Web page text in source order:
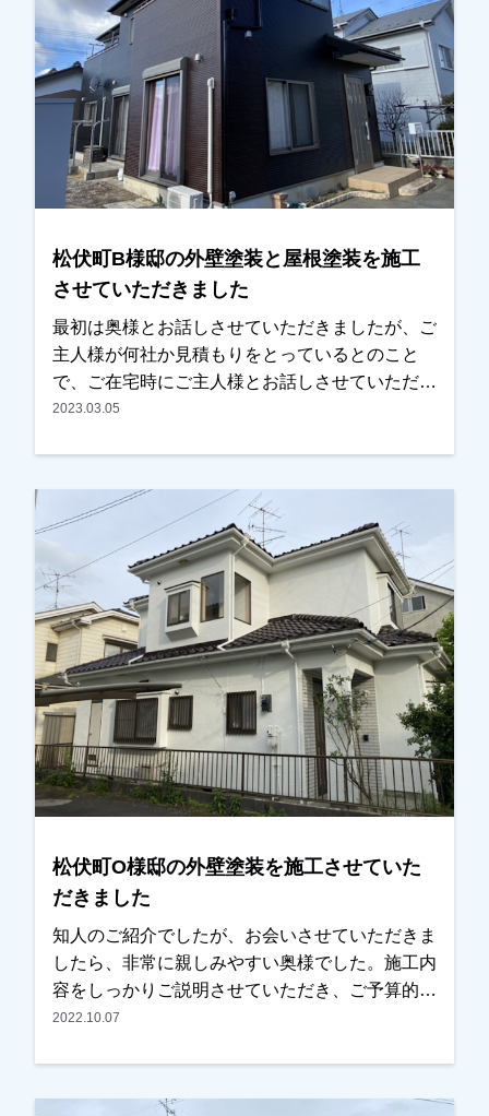
松伏町B様邸の外壁塗装と屋根塗装を施工
させていただきました
最初は奥様とお話しさせていただきましたが、ご
主人様が何社か見積もりをとっているとのこと
で、ご在宅時にご主人様とお話しさせていただ
き、弊社も見てもらうことになりました。ある程
だきました。色決めは奥様と事前にどんな色がい
いかご相談しておいてくれたみたいで、非常にス
ムーズにきまりました。思っていた色になってい
るとの事で、いい仕上がりだとお褒めいただきま
した。ありがとうございました。越谷市・春日部
市・松伏町・野田市で外壁塗装をお考えのお客
様、まずはご相談からでも大丈夫です！ご遠慮な
くお申しつけください！お待ちしております。
2023.03.05
松伏町O様邸の外壁塗装を施工させていた
だきました
知人のご紹介でしたが、お会いさせていただきま
したら、非常に親しみやすい奥様でした。施工内
容をしっかりご説明させていただき、ご予算的に
も大丈夫との事で、「OKさんにまかせる！」と
くさせていただきまして、今では道でお会いして
2022.10.07